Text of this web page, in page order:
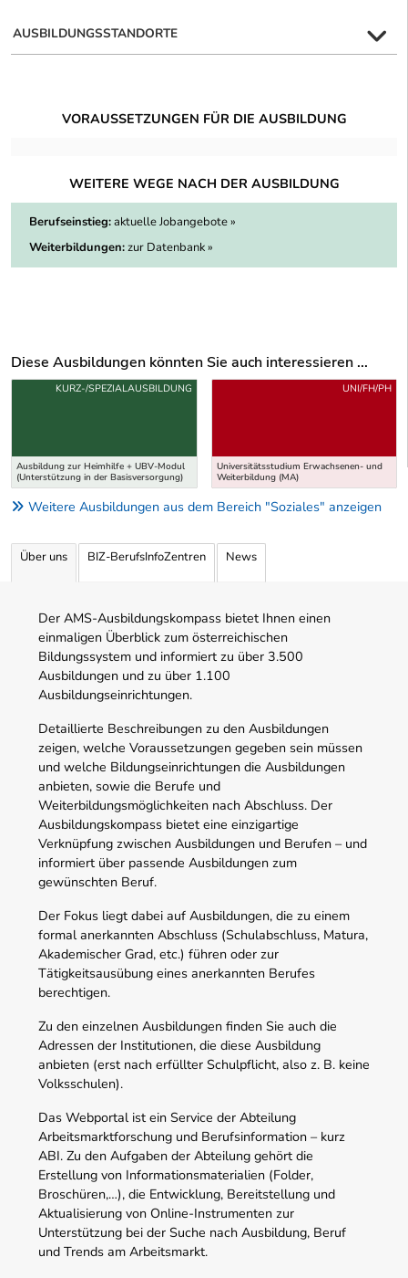
AUSBILDUNGSSTANDORTE
VORAUSSETZUNGEN FÜR DIE AUSBILDUNG
WEITERE WEGE NACH DER AUSBILDUNG
Berufseinstieg:aktuelle Jobangebote »
Weiterbildungen:zur Datenbank »
Diese Ausbildungen könnten Sie auch interessieren ...
Uber weitere Ausbildungsvorschläge
Ausbildung zur Heimhilfe + UBV-Modul
(Unterstützung in der Basisversorgung)
KURZ-/SPEZIALAUSBILDUNG
Universitätsstudium Erwachsenen- und
Weiterbildung (MA)
UNI/FH/PH
Weitere Ausbildungen aus dem Bereich "Soziales" anzeigen
Über uns BIZ-BerufsInfoZentren News
Der AMS-Ausbildungskompass bietet Ihnen einen
einmaligen Überblick zum österreichischen
Bildungssystem und informiert zu über 3.500
Ausbildungen und zu über 1.100
Ausbildungseinrichtungen.
Detaillierte Beschreibungen zu den Ausbildungen
zeigen, welche Voraussetzungen gegeben sein müssen
und welche Bildungseinrichtungen die Ausbildungen
anbieten, sowie die Berufe und
Weiterbildungsmöglichkeiten nach Abschluss. Der
Ausbildungskompass bietet eine einzigartige
Verknüpfung zwischen Ausbildungen und Berufen – und
informiert über passende Ausbildungen zum
gewünschten Beruf.
Der Fokus liegt dabei auf Ausbildungen, die zu einem
formal anerkannten Abschluss (Schulabschluss, Matura,
Akademischer Grad, etc.) führen oder zur
Tätigkeitsausübung eines anerkannten Berufes
berechtigen.
Zu den einzelnen Ausbildungen finden Sie auch die
Adressen der Institutionen, die diese Ausbildung
anbieten (erst nach erfüllter Schulpflicht, also z. B. keine
Volksschulen).
Das Webportal ist ein Service der Abteilung
Arbeitsmarktforschung und Berufsinformation – kurz
ABI. Zu den Aufgaben der Abteilung gehört die
Erstellung von Informationsmaterialien (Folder,
Broschüren,…), die Entwicklung, Bereitstellung und
Aktualisierung von Online-Instrumenten zur
Unterstützung bei der Suche nach Ausbildung, Beruf
und Trends am Arbeitsmarkt.